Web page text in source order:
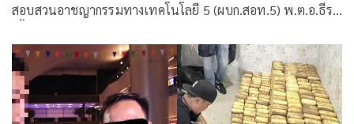
สอบสวนอาชญากรรมทางเทคโนโลยี 5 (ผบก.สอท.5) พ.ต.อ.ธีระ